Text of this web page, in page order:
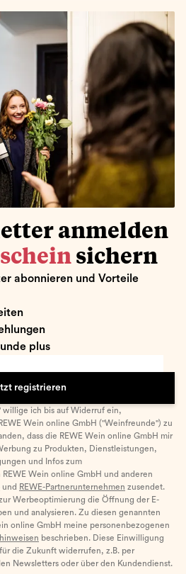
anmelden
sichern
abonnieren und Vorteile
plus
registrieren
willige ich bis auf Widerruf ein,
Wein online GmbH ("Weinfreunde") zu
dass die REWE Wein online GmbH mir
zu Produkten, Dienstleistungen,
und Infos zum
Wein online GmbH und anderen
und REWE-Partnerunternehmen zusendet.
Werbeoptimierung die Öffnung der E-
und analysieren. Zu diesen genannten
online GmbH meine personenbezogenen
beschrieben. Diese Einwilligung
die Zukunft widerrufen, z.B. per
Newsletters oder über den Kundendienst.